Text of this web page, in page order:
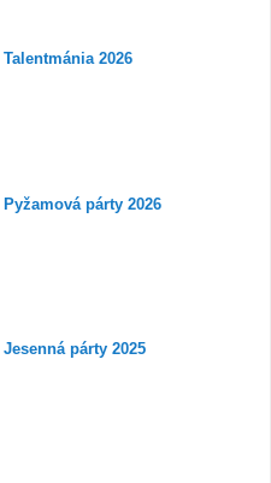
Talentmánia 2026
Pyžamová párty 2026
Jesenná párty 2025